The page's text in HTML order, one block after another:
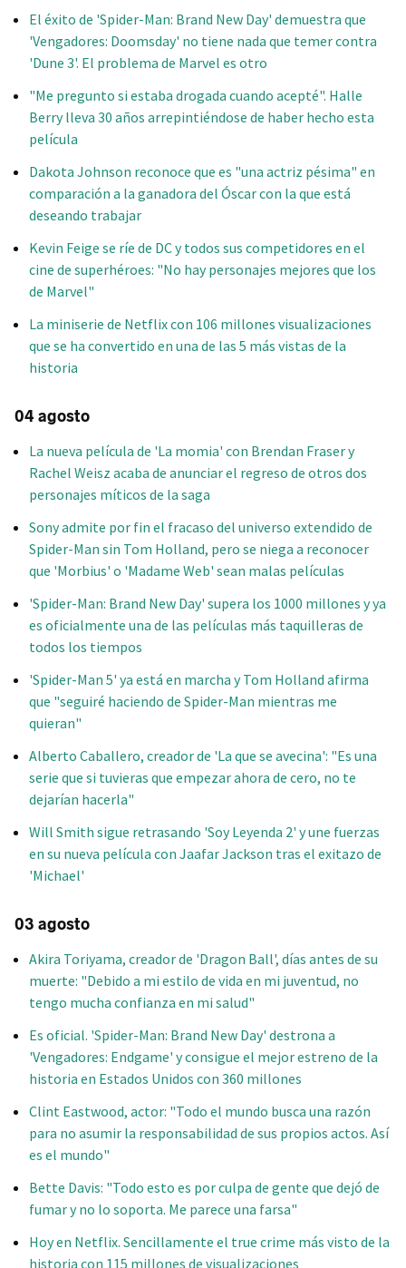
El éxito de 'Spider-Man: Brand New Day' demuestra que
'Vengadores: Doomsday' no tiene nada que temer contra
'Dune 3'. El problema de Marvel es otro
"Me pregunto si estaba drogada cuando acepté". Halle
Berry lleva 30 años arrepintiéndose de haber hecho esta
película
Dakota Johnson reconoce que es "una actriz pésima" en
comparación a la ganadora del Óscar con la que está
deseando trabajar
Kevin Feige se ríe de DC y todos sus competidores en el
cine de superhéroes: "No hay personajes mejores que los
de Marvel"
La miniserie de Netflix con 106 millones visualizaciones
que se ha convertido en una de las 5 más vistas de la
historia
04 agosto
La nueva película de 'La momia' con Brendan Fraser y
Rachel Weisz acaba de anunciar el regreso de otros dos
personajes míticos de la saga
Sony admite por fin el fracaso del universo extendido de
Spider-Man sin Tom Holland, pero se niega a reconocer
que 'Morbius' o 'Madame Web' sean malas películas
'Spider-Man: Brand New Day' supera los 1000 millones y ya
es oficialmente una de las películas más taquilleras de
todos los tiempos
'Spider-Man 5' ya está en marcha y Tom Holland afirma
que "seguiré haciendo de Spider-Man mientras me
quieran"
Alberto Caballero, creador de 'La que se avecina': "Es una
serie que si tuvieras que empezar ahora de cero, no te
dejarían hacerla"
Will Smith sigue retrasando 'Soy Leyenda 2' y une fuerzas
en su nueva película con Jaafar Jackson tras el exitazo de
'Michael'
03 agosto
Akira Toriyama, creador de 'Dragon Ball', días antes de su
muerte: "Debido a mi estilo de vida en mi juventud, no
tengo mucha confianza en mi salud"
Es oficial. 'Spider-Man: Brand New Day' destrona a
'Vengadores: Endgame' y consigue el mejor estreno de la
historia en Estados Unidos con 360 millones
Clint Eastwood, actor: "Todo el mundo busca una razón
para no asumir la responsabilidad de sus propios actos. Así
es el mundo"
Bette Davis: "Todo esto es por culpa de gente que dejó de
fumar y no lo soporta. Me parece una farsa"
Hoy en Netflix. Sencillamente el true crime más visto de la
historia con 115 millones de visualizaciones